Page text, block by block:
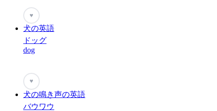
♥
犬の英語
ドッグ
dog
♥
犬の鳴き声の英語
バウワウ